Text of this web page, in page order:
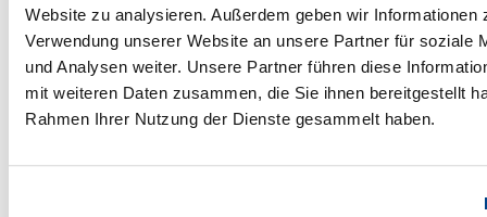
Website zu analysieren. Außerdem geben wir Informationen
Verwendung unserer Website an unsere Partner für soziale
und Analysen weiter. Unsere Partner führen diese
mit weiteren Daten zusammen, die Sie ihnen bereitgestellt
Rahmen Ihrer Nutzung der Dienste gesammelt haben.
Wir wissen, dass dies eine anspruchsvolle Aufgabe ist, die
Organisationstalent, Geduld und umfassendes Wissen erfordert. Auf
den folgenden Seiten möchten wir Sie bei der Umsetzung dieser
Aufgabe unterstützen:
Wertschätzende Ausbildung
Ausbildungswerbung
Schnupper Praktikum